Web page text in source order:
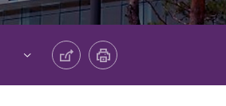
공유하기 프린트하기